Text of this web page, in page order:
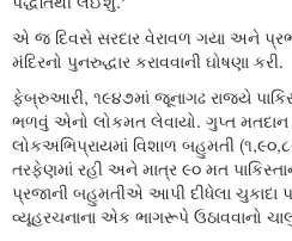
એ જ દિવસે સરદાર વેરાવળ ગયા અને
મંદિરનો પુનરુદ્ધાર કરાવવાની ઘોષણા કરી.
ફેબ્રુઆરી, ૧૯૪૭માં જૂનાગઢ રાજ્યે
ભળવું એનો લોકમત લેવાયો. ગુપ્ત મતદાન
લોકઅભિપ્રાયમાં વિશાળ બહુમતી
તરફેણમાં રહી અને માત્ર ૯૦ મત
પ્રજાની બહુમતીએ આપી દીધેલા ચુકાદા
વ્યૂહરચનાના એક ભાગરૂપે ઉઠાવવાનો